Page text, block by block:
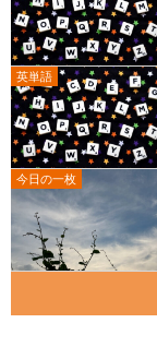
英単語
今日の一枚